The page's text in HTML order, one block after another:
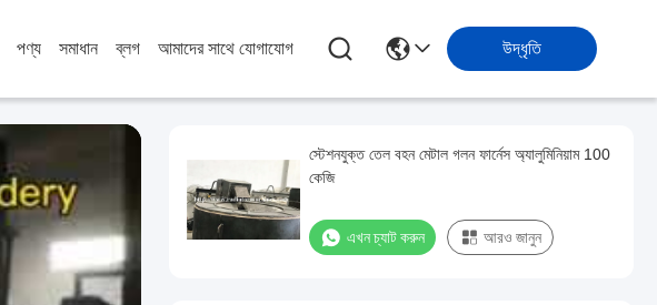
পণ্য সমাধান ব্লগ আমাদের সাথে যোগাযোগ উদ্ধৃতি
স্টেশনযুক্ত তেল বহন মেটাল গলন ফার্নেস অ্যালুমিনিয়াম 100
কেজি
এখন চ্যাট করুন আরও জানুন